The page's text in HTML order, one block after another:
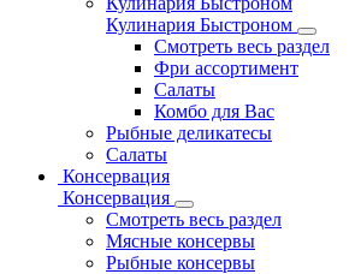
Кулинария Быстроном
Смотреть весь раздел
Фри ассортимент
Салаты
Комбо для Вас
Рыбные деликатесы
Салаты
Консервация
Консервация
Смотреть весь раздел
Мясные консервы
Рыбные консервы